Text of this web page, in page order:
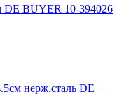
BUYER 10-394026